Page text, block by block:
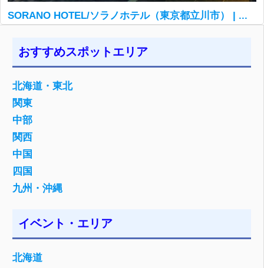
SORANO HOTEL/ソラノホテル（東京都立川市） | ...
おすすめスポットエリア
北海道・東北
関東
中部
関西
中国
四国
九州・沖縄
イベント・エリア
北海道